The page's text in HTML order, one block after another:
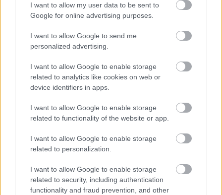
I want to allow my user data to be sent to
Google for online advertising purposes.
I want to allow Google to send me
personalized advertising.
I want to allow Google to enable storage
related to analytics like cookies on web or
device identifiers in apps.
I want to allow Google to enable storage
related to functionality of the website or app.
I want to allow Google to enable storage
related to personalization.
I want to allow Google to enable storage
related to security, including authentication
functionality and fraud prevention, and other
Így lehetsz (Gasztro)hős szerelmes!
Pár nap múlva itt van az egyik legmegosztóbb
ünnep; a Valentin-nap. Van, aki utálja és hallani sem
akar róla, mások már több héttel előtte rózsaszín
ködbe borulnak. Arra azonban mindenképp jó
alkalom lehet, hogy összejöjjünk szeretteinkkel,
beszélgessünk, lakomázzunk egy jót. Adunk pár
tippet arra…